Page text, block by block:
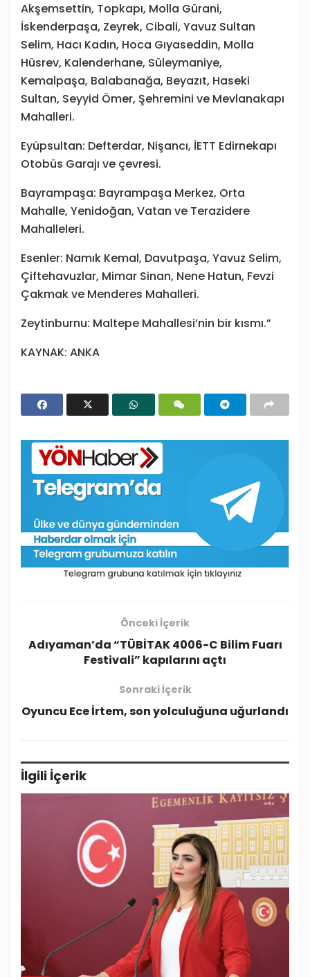
Akşemsettin, Topkapı, Molla Gürani,
İskenderpaşa, Zeyrek, Cibali, Yavuz Sultan
Selim, Hacı Kadın, Hoca Gıyaseddin, Molla
Hüsrev, Kalenderhane, Süleymaniye,
Kemalpaşa, Balabanağa, Beyazıt, Haseki
Sultan, Seyyid Ömer, Şehremini ve Mevlanakapı
Mahalleri.
Eyüpsultan: Defterdar, Nişancı, İETT Edirnekapı
Otobüs Garajı ve çevresi.
Bayrampaşa: Bayrampaşa Merkez, Orta
Mahalle, Yenidoğan, Vatan ve Terazidere
Mahalleleri.
Esenler: Namık Kemal, Davutpaşa, Yavuz Selim,
Çiftehavuzlar, Mimar Sinan, Nene Hatun, Fevzi
Çakmak ve Menderes Mahalleri.
Zeytinburnu: Maltepe Mahallesi’nin bir kısmı.”
KAYNAK: ANKA
Önceki İçerik
Adıyaman’da “TÜBİTAK 4006-C Bilim Fuarı
Festivali” kapılarını açtı
Sonraki İçerik
Oyuncu Ece İrtem, son yolculuğuna uğurlandı
İlgili İçerik